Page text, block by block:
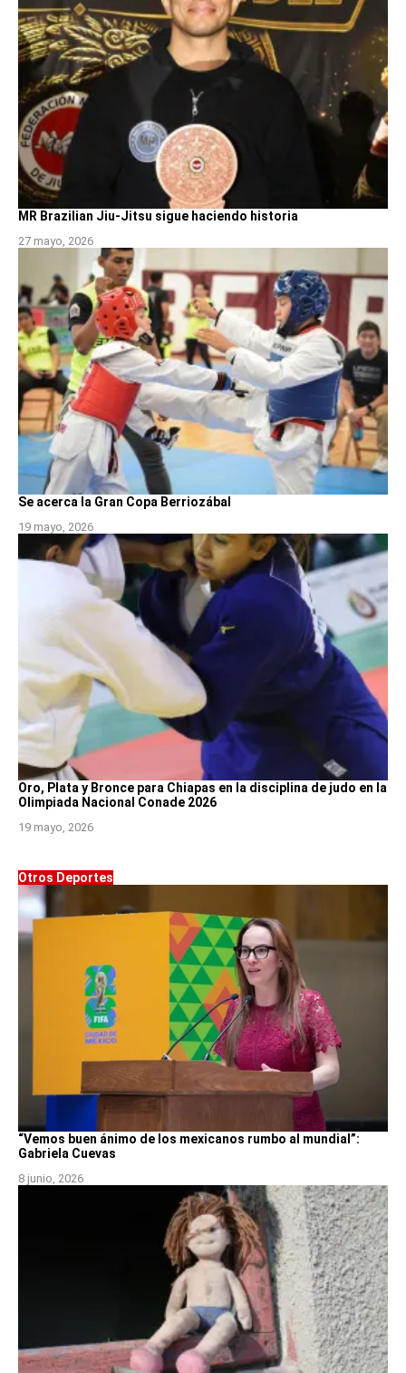
MR Brazilian Jiu-Jitsu sigue haciendo historia
27 mayo, 2026
Se acerca la Gran Copa Berriozábal
19 mayo, 2026
Oro, Plata y Bronce para Chiapas en la disciplina de judo en la
Olimpiada Nacional Conade 2026
19 mayo, 2026
Otros Deportes
“Vemos buen ánimo de los mexicanos rumbo al mundial”:
Gabriela Cuevas
8 junio, 2026